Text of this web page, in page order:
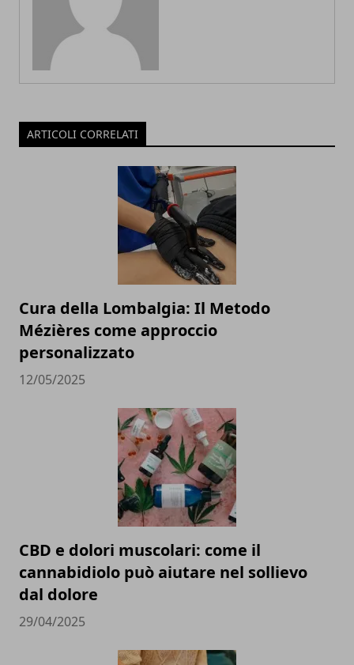
ARTICOLI CORRELATI
Cura della Lombalgia: Il Metodo
Mézières come approccio
personalizzato
12/05/2025
CBD e dolori muscolari: come il
cannabidiolo può aiutare nel sollievo
dal dolore
29/04/2025